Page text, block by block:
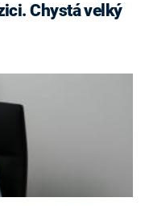
Chystá velký